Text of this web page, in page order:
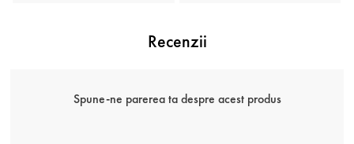
Recenzii
Spune-ne parerea ta despre acest produs